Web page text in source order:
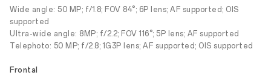
Wide angle: 50 MP; f/1.8; FOV 84°; 6P lens; AF supported; OIS
supported
Ultra-wide angle: 8MP; f/2.2; FOV 116°; 5P lens; AF supported
Telephoto: 50 MP; f/2.8; 1G3P lens; AF supported; OIS supported
Frontal